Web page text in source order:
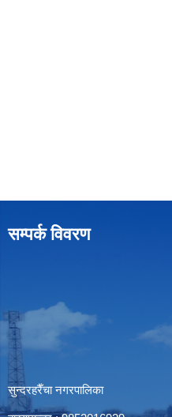
सम्पर्क विवरण
सुन्दरहरैँचा नगरपालिका